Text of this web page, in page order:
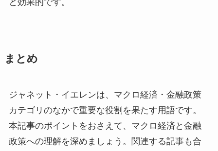
まとめ
ジャネット・イエレンは、マクロ経済・金融政策
カテゴリのなかで重要な役割を果たす用語です。
本記事のポイントをおさえて、マクロ経済と金融
政策への理解を深めましょう。関連する記事も合